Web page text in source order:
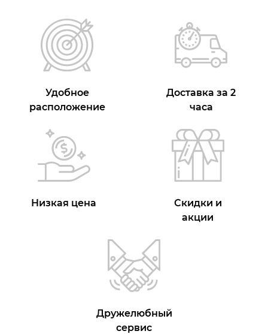
Удобное
расположение
Доставка за 2
часа
Низкая цена
Скидки и
акции
Дружелюбный
сервис